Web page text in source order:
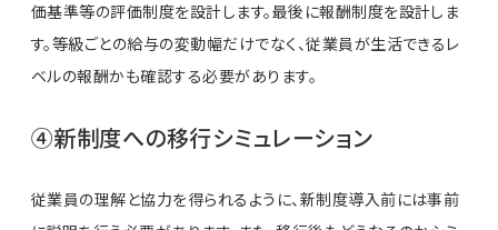
価基準等の評価制度を設計します。最後に報酬制度を設計しま
す。等級ごとの給与の変動幅だけでなく、従業員が生活できるレ
ベルの報酬かも確認する必要があります。
④新制度への移行シミュレーション
従業員の理解と協力を得られるように、新制度導入前には事前